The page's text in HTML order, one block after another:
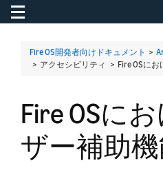
Toggle navigation
Fire OS開発者向けドキュメント >
> アクセシビリティ > Fire OSに
Fire OSに
ザー補助